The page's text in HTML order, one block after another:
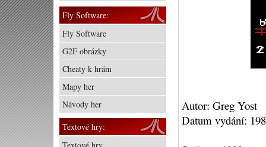
Autor: Greg Yost
Datum vydání:
Fly Software:
Fly Software
G2F obrázky
Cheaty k hrám
Mapy her
Návody her
Textové hry: